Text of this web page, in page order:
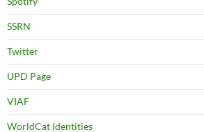
SSRN
Twitter
UPD Page
VIAF
WorldCat Identities